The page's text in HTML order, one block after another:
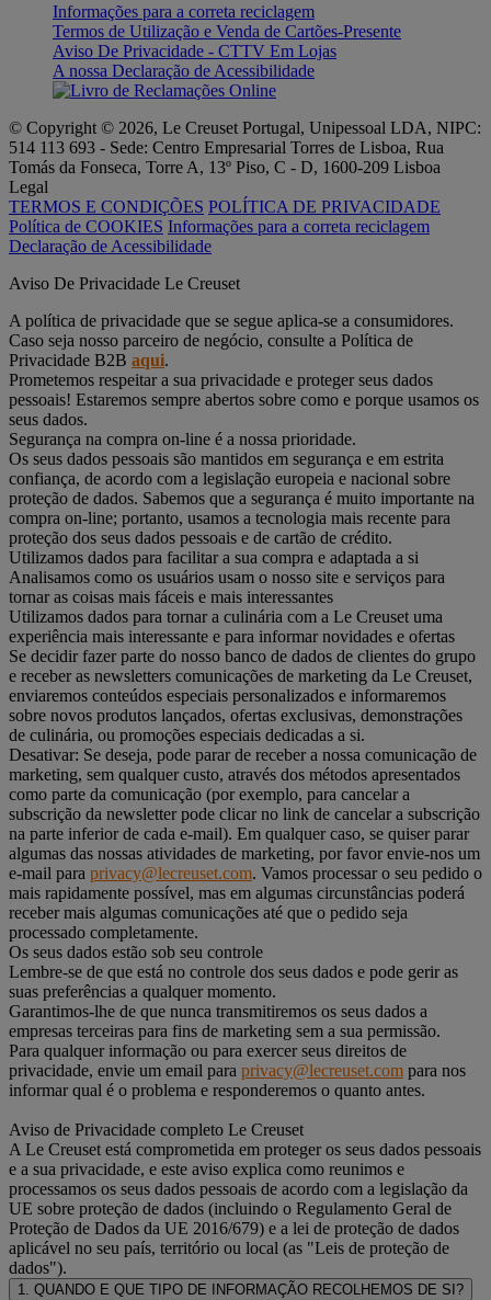
Informações para a correta reciclagem
Termos de Utilização e Venda de Cartões-Presente
Aviso De Privacidade - CTTV Em Lojas
A nossa Declaração de Acessibilidade
© Copyright © 2026, Le Creuset Portugal, Unipessoal LDA, NIPC:
514 113 693 - Sede: Centro Empresarial Torres de Lisboa, Rua
Tomás da Fonseca, Torre A, 13º Piso, C - D, 1600-209 Lisboa
Legal
TERMOS E CONDIÇÕES POLÍTICA DE PRIVACIDADE
Política de COOKIES Informações para a correta reciclagem
Declaração de Acessibilidade
Aviso De Privacidade Le Creuset
A política de privacidade que se segue aplica-se a consumidores.
Caso seja nosso parceiro de negócio, consulte a Política de
Privacidade B2B aqui.
Prometemos respeitar a sua privacidade e proteger seus dados
pessoais! Estaremos sempre abertos sobre como e porque usamos os
seus dados.
Segurança na compra on-line é a nossa prioridade.
Os seus dados pessoais são mantidos em segurança e em estrita
confiança, de acordo com a legislação europeia e nacional sobre
proteção de dados. Sabemos que a segurança é muito importante na
compra on-line; portanto, usamos a tecnologia mais recente para
proteção dos seus dados pessoais e de cartão de crédito.
Utilizamos dados para facilitar a sua compra e adaptada a si
Analisamos como os usuários usam o nosso site e serviços para
tornar as coisas mais fáceis e mais interessantes
Utilizamos dados para tornar a culinária com a Le Creuset uma
experiência mais interessante e para informar novidades e ofertas
Se decidir fazer parte do nosso banco de dados de clientes do grupo
e receber as newsletters comunicações de marketing da Le Creuset,
enviaremos conteúdos especiais personalizados e informaremos
sobre novos produtos lançados, ofertas exclusivas, demonstrações
de culinária, ou promoções especiais dedicadas a si.
Desativar: Se deseja, pode parar de receber a nossa comunicação de
marketing, sem qualquer custo, através dos métodos apresentados
como parte da comunicação (por exemplo, para cancelar a
subscrição da newsletter pode clicar no link de cancelar a subscrição
na parte inferior de cada e-mail). Em qualquer caso, se quiser parar
algumas das nossas atividades de marketing, por favor envie-nos um
e-mail para privacy@lecreuset.com. Vamos processar o seu pedido o
mais rapidamente possível, mas em algumas circunstâncias poderá
receber mais algumas comunicações até que o pedido seja
processado completamente.
Os seus dados estão sob seu controle
Lembre-se de que está no controle dos seus dados e pode gerir as
suas preferências a qualquer momento.
Garantimos-lhe de que nunca transmitiremos os seus dados a
empresas terceiras para fins de marketing sem a sua permissão.
Para qualquer informação ou para exercer seus direitos de
privacidade, envie um email para privacy@lecreuset.com para nos
informar qual é o problema e responderemos o quanto antes.
Aviso de Privacidade completo Le Creuset
A Le Creuset está comprometida em proteger os seus dados pessoais
e a sua privacidade, e este aviso explica como reunimos e
processamos os seus dados pessoais de acordo com a legislação da
UE sobre proteção de dados (incluindo o Regulamento Geral de
Proteção de Dados da UE 2016/679) e a lei de proteção de dados
aplicável no seu país, território ou local (as "Leis de proteção de
dados").
1. QUANDO E QUE TIPO DE INFORMAÇÃO RECOLHEMOS DE SI?